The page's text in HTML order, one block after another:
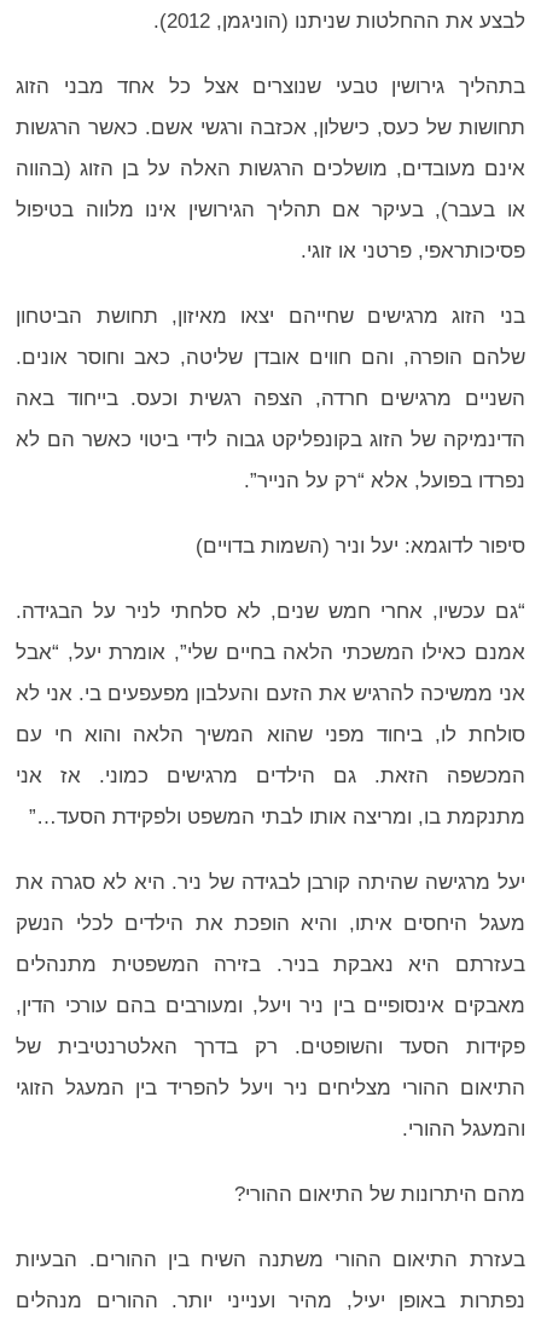
לבצע את ההחלטות שניתנו (הוניגמן, 2012).
בתהליך גירושין טבעי שנוצרים אצל כל אחד מבני הזוג
תחושות של כעס, כישלון, אכזבה ורגשי אשם. כאשר הרגשות
אינם מעובדים, מושלכים הרגשות האלה על בן הזוג (בהווה
או בעבר), בעיקר אם תהליך הגירושין אינו מלווה בטיפול
פסיכותראפי, פרטני או זוגי.
בני הזוג מרגישים שחייהם יצאו מאיזון, תחושת הביטחון
שלהם הופרה, והם חווים אובדן שליטה, כאב וחוסר אונים.
השניים מרגישים חרדה, הצפה רגשית וכעס. בייחוד באה
הדינמיקה של הזוג בקונפליקט גבוה לידי ביטוי כאשר הם לא
נפרדו בפועל, אלא “רק על הנייר”.
סיפור לדוגמא: יעל וניר (השמות בדויים)
“גם עכשיו, אחרי חמש שנים, לא סלחתי לניר על הבגידה.
אמנם כאילו המשכתי הלאה בחיים שלי”, אומרת יעל, “אבל
אני ממשיכה להרגיש את הזעם והעלבון מפעפעים בי. אני לא
סולחת לו, ביחוד מפני שהוא המשיך הלאה והוא חי עם
המכשפה הזאת. גם הילדים מרגישים כמוני. אז אני
מתנקמת בו, ומריצה אותו לבתי המשפט ולפקידת הסעד…”
יעל מרגישה שהיתה קורבן לבגידה של ניר. היא לא סגרה את
מעגל היחסים איתו, והיא הופכת את הילדים לכלי הנשק
בעזרתם היא נאבקת בניר. בזירה המשפטית מתנהלים
מאבקים אינסופיים בין ניר ויעל, ומעורבים בהם עורכי הדין,
פקידות הסעד והשופטים. רק בדרך האלטרנטיבית של
התיאום ההורי מצליחים ניר ויעל להפריד בין המעגל הזוגי
והמעגל ההורי.
מהם היתרונות של התיאום ההורי?
בעזרת התיאום ההורי משתנה השיח בין ההורים. הבעיות
נפתרות באופן יעיל, מהיר וענייני יותר. ההורים מנהלים